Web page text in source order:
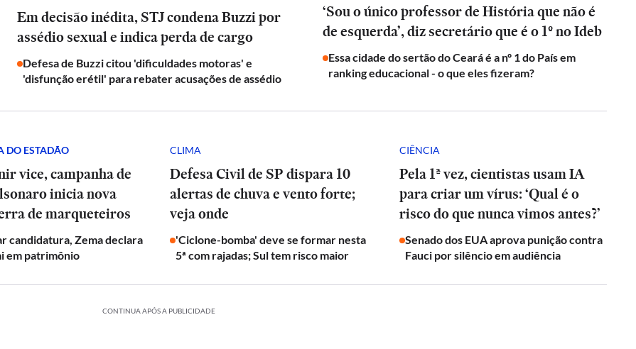
Em decisão inédita, STJ condena Buzzi por
assédio sexual e indica perda de cargo
Defesa de Buzzi citou 'dificuldades motoras' e
'disfunção erétil' para rebater acusações de assédio
‘Sou o único professor de História que não é
de esquerda’, diz secretário que é o 1º no Ideb
Essa cidade do sertão do Ceará é a nº 1 do País em
ranking educacional - o que eles fizeram?
DO ESTADÃO
vice, campanha de
inicia nova
de marqueteiros
candidatura, Zema declara
em patrimônio
CLIMA
Defesa Civil de SP dispara 10
alertas de chuva e vento forte;
veja onde
'Ciclone-bomba' deve se formar nesta
5ª com rajadas; Sul tem risco maior
CIÊNCIA
Pela 1ª vez, cientistas usam IA
para criar um vírus: ‘Qual é o
risco do que nunca vimos antes?’
Senado dos EUA aprova punição contra
Fauci por silêncio em audiência
CONTINUA APÓS A PUBLICIDADE